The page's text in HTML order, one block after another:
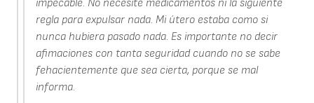
impecable. No necesité medicamentos ni la siguiente
regla para expulsar nada. Mi útero estaba como si
nunca hubiera pasado nada. Es importante no decir
afimaciones con tanta seguridad cuando no se sabe
fehacientemente que sea cierta, porque se mal
informa.